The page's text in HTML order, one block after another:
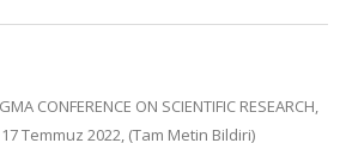
CONFERENCE ON SCIENTIFIC RESEARCH,
Temmuz 2022, (Tam Metin Bildiri)